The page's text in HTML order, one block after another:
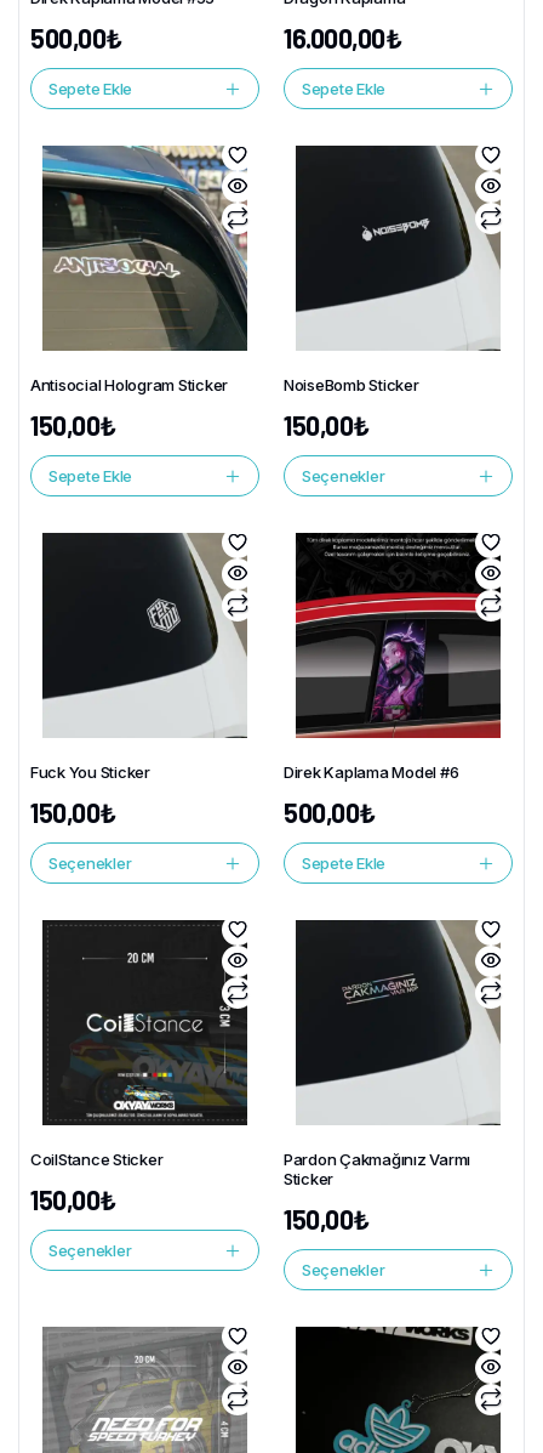
500,00₺
Sepete Ekle
16.000,00₺
Sepete Ekle
Antisocial Hologram Sticker
150,00₺
Sepete Ekle
NoiseBomb Sticker
150,00₺
Seçenekler
Fuck You Sticker
150,00₺
Seçenekler
Direk Kaplama Model #6
500,00₺
Sepete Ekle
CoilStance Sticker
150,00₺
Seçenekler
Pardon Çakmağınız Varmı
Sticker
150,00₺
Seçenekler